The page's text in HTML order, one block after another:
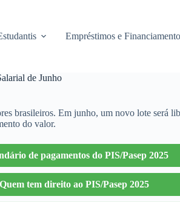
Empréstimos e
de Junho
brasileiros. Em junho, um novo lote será
do valor.
de pagamentos do PIS/Pasep 2025
Quem tem direito ao PIS/Pasep 2025